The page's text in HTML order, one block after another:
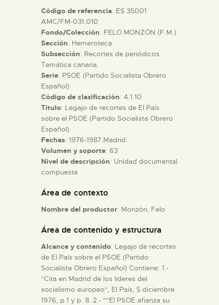
ACTIVIDADES
█
EL MUSEO
COLECCIONES
DIDÁCTICA
ESPAÑOL
Código de referencia: ES 35001
AMC/FM-031.010
Fondo/Colección: FELO MONZÓN (F.M.)
Sección: Hemeroteca
Subsección: Recortes de periódicos.
Temática canaria.
Serie: PSOE (Partido Socialista Obrero
Español)
Código de clasificación: 4.1.10
Título: Legajo de recortes de El País
sobre el PSOE (Partido Socialista Obrero
Español)
Fechas: 1976-1987.Madrid.
Volumen y soporte: 63
Nivel de descripción: Unidad documental
compuesta
Área de contexto
Nombre del productor: Monzón, Felo
Área de contenido y estructura
Alcance y contenido: Legajo de recortes
de El País sobre el PSOE (Partido
Socialista Obrero Español) Contiene: 1.-
"Cita en Madrid de los líderes del
socialismo europeo", El País, 5 diciembre
1976, p.1 y p. 8. 2.- ""El PSOE afianza su